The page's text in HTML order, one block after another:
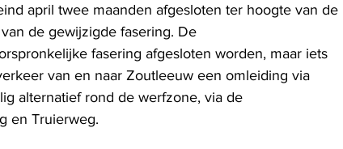
april twee maanden afgesloten ter hoogte van de
de gewijzigde fasering. De
fasering afgesloten worden, maar iets
van en naar Zoutleeuw een omleiding via
alternatief rond de werfzone, via de
en Truierweg.